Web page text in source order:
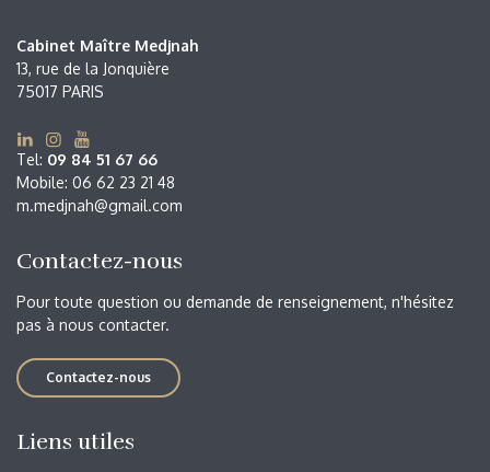
Cabinet Maître Medjnah
13, rue de la Jonquière
75017 PARIS
Tel: 09 84 51 67 66
Mobile: 06 62 23 21 48
m.medjnah@gmail.com
Contactez-nous
Pour toute question ou demande de renseignement, n'hésitez
pas à nous contacter.
Contactez-nous
Liens utiles